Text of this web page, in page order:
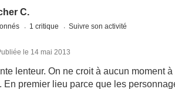
C.
1 critique Suivre son activité
le 14 mai 2013
lenteur. On ne croit à aucun moment
En premier lieu parce que les